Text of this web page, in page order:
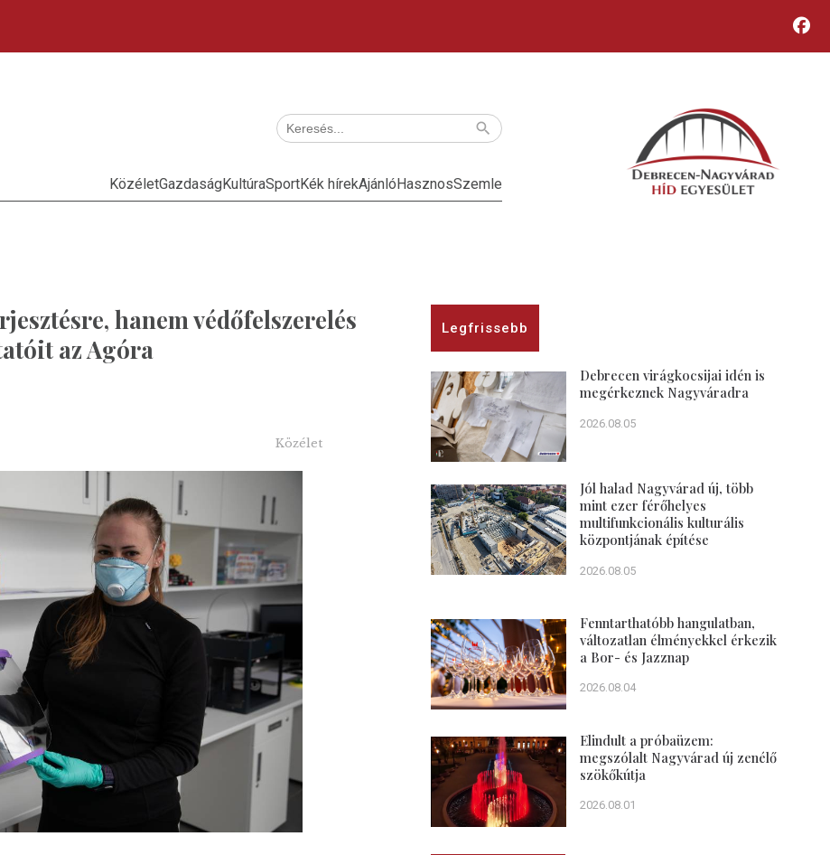
KözéletGazdaságKultúraSportKék hírekAjánlóHasznosSzemle
hanem védőfelszerelés
az Agóra
Közélet
Legfrissebb
Debrecen virágkocsijai idén is
megérkeznek Nagyváradra
2026.08.05
Jól halad Nagyvárad új, több
mint ezer férőhelyes
multifunkcionális kulturális
központjának építése
2026.08.05
Fenntarthatóbb hangulatban,
változatlan élményekkel érkezik
a Bor- és Jazznap
2026.08.04
Elindult a próbaüzem:
megszólalt Nagyvárad új zenélő
szökőkútja
2026.08.01